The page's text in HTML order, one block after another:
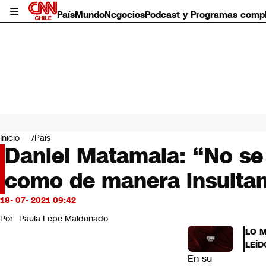
PaísMundoNegociosPodcast y Programas
Mundo
Negocios
Deportes
Programas completos
Cultura
Servicios
Bits
CNN Data
Inicio País
Daniel Matamala: “No
como de manera
18- 07- 2021 09:42
Por Paula Lepe Maldonado
En su
LO